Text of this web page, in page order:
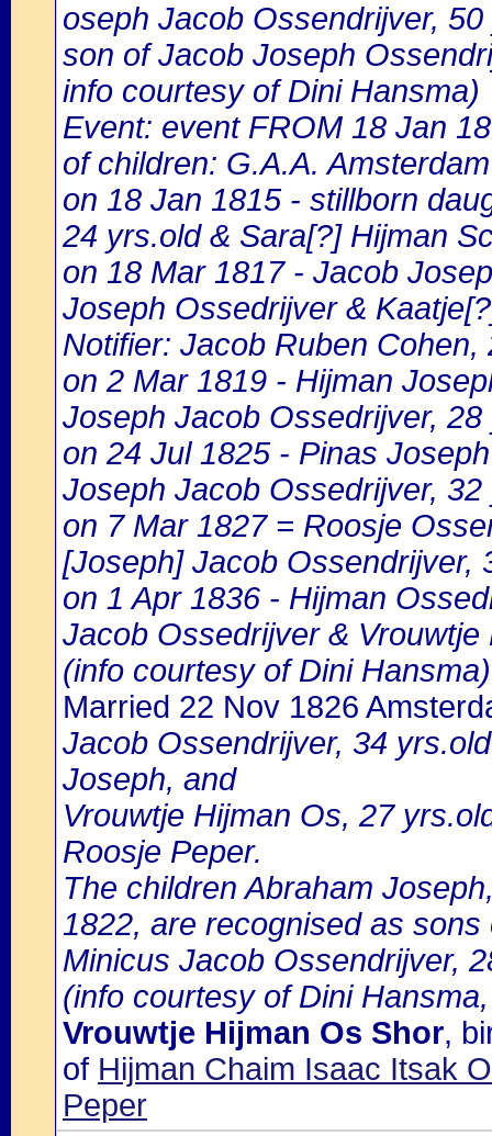
oseph Jacob Ossendrijver,
son of Jacob Joseph
info courtesy of Dini Hansma)
Event: event FROM 18 Jan
of children: G.A.A.
on 18 Jan 1815 - stillborn
24 yrs.old & Sara[?] Hijman
on 18 Mar 1817 - Jacob
Joseph Ossedrijver &
Notifier: Jacob Ruben Cohen,
on 2 Mar 1819 - Hijman
Joseph Jacob Ossedrijver,
on 24 Jul 1825 - Pinas
Joseph Jacob Ossedrijver,
on 7 Mar 1827 = Roosje
[Joseph] Jacob Ossendrijver,
on 1 Apr 1836 - Hijman
Jacob Ossedrijver & Vrouwtje
(info courtesy of Dini Hansma)
Married 22 Nov 1826
Jacob Ossendrijver, 34
Joseph, and
Vrouwtje Hijman Os, 27
Roosje Peper.
The children Abraham
1822, are recognised as sons
Minicus Jacob Ossendrijver,
(info courtesy of Dini
Vrouwtje Hijman Os Shor,
of Hijman Chaim Isaac Itsak
Peper